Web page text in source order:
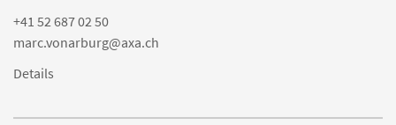
+41 52 687 02 50
marc.vonarburg@axa.ch
Details